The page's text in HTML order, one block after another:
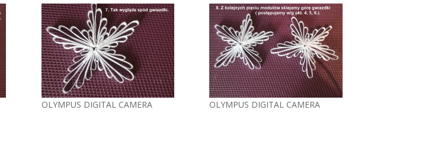
OLYMPUS DIGITAL CAMERA OLYMPUS DIGITAL CAMERA